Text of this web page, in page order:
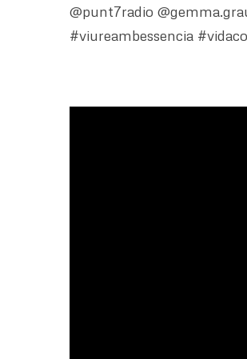
@punt7radio
#viureambessencia